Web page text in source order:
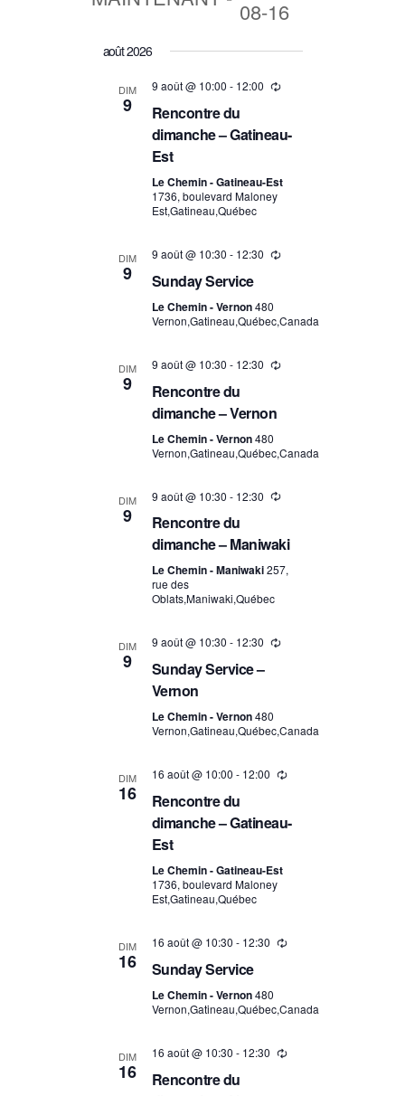
navigation
de
vues
Événements
vues
Événement
08-16
uneaoût 2026
DIM
9
9 août @ 10:00 - 12:00
Rencontre du
dimanche – Gatineau-
Est
Le Chemin - Gatineau-Est
1736, boulevard Maloney
Est,Gatineau,Québec
DIM
9
9 août @ 10:30 - 12:30
Sunday Service
Le Chemin - Vernon480
Vernon,Gatineau,Québec,Canada
DIM
9
9 août @ 10:30 - 12:30
Rencontre du
dimanche – Vernon
Le Chemin - Vernon480
Vernon,Gatineau,Québec,Canada
DIM
9
9 août @ 10:30 - 12:30
Rencontre du
dimanche – Maniwaki
Le Chemin - Maniwaki257,
rue des
Oblats,Maniwaki,Québec
DIM
9
9 août @ 10:30 - 12:30
Sunday Service –
Vernon
Le Chemin - Vernon480
Vernon,Gatineau,Québec,Canada
DIM
16
16 août @ 10:00 - 12:00
Rencontre du
dimanche – Gatineau-
Est
Le Chemin - Gatineau-Est
1736, boulevard Maloney
Est,Gatineau,Québec
DIM
16
16 août @ 10:30 - 12:30
Sunday Service
Le Chemin - Vernon480
Vernon,Gatineau,Québec,Canada
DIM
16
16 août @ 10:30 - 12:30
Rencontre du